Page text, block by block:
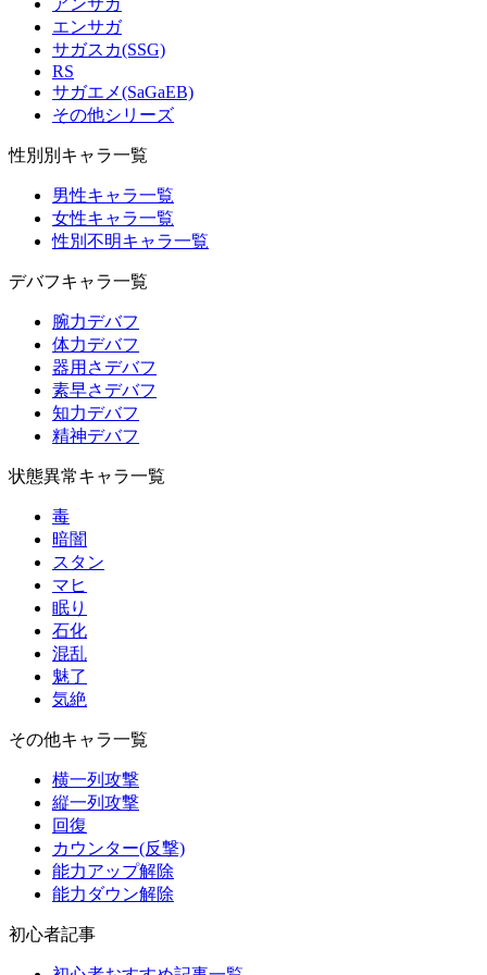
アンサガ
エンサガ
サガスカ(SSG)
RS
サガエメ(SaGaEB)
その他シリーズ
性別別キャラ一覧
男性キャラ一覧
女性キャラ一覧
性別不明キャラ一覧
デバフキャラ一覧
腕力デバフ
体力デバフ
器用さデバフ
素早さデバフ
知力デバフ
精神デバフ
状態異常キャラ一覧
毒
暗闇
スタン
マヒ
眠り
石化
混乱
魅了
気絶
その他キャラ一覧
横一列攻撃
縦一列攻撃
回復
カウンター(反撃)
能力アップ解除
能力ダウン解除
初心者記事